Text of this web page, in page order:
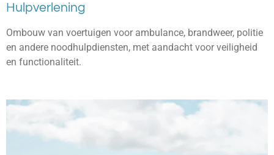
Hulpverlening
Ombouw van voertuigen voor ambulance, brandweer, politie
en andere noodhulpdiensten, met aandacht voor veiligheid
en functionaliteit.